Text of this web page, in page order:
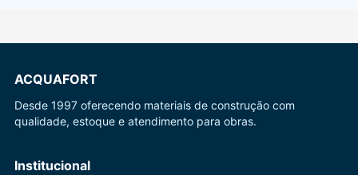
ACQUAFORT
Desde 1997 oferecendo materiais de construção com
qualidade, estoque e atendimento para obras.
Institucional